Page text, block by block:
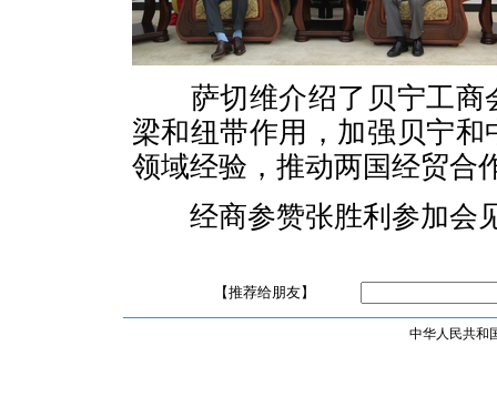
萨切维介绍了贝宁工
梁和纽带作用，加强贝宁
领域经验，推动两国经贸合
经商参赞张胜利参加会
【推荐给朋友】
中华人民共和